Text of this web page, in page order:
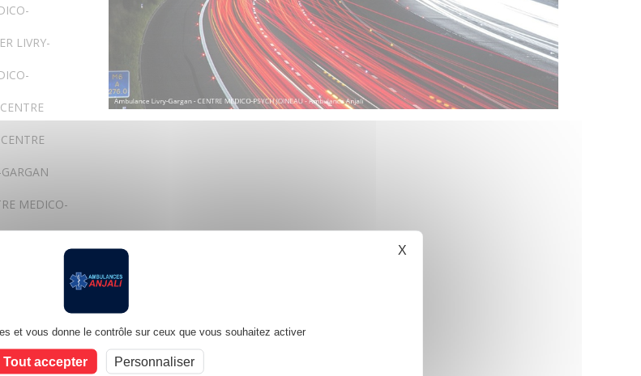
LIVRY-
MEDICO-
LIVRY-
CENTRE
et vous donne le contrôle sur ceux que vous souhaitez activer
Tout accepter Personnaliser
X